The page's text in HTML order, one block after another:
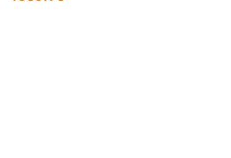
Cena: